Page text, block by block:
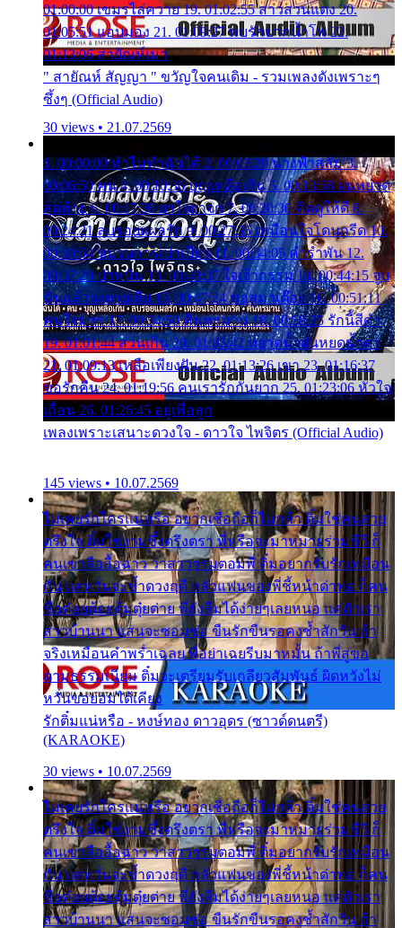
01:00:00 เขมรไล่ควาย 19. 01:02:55 สาวสวนแตง 20.
01:05:51 แอบมอง 21. 01:09:27 พบรักปากน้ำโพ 22.
01:13:06 สายัณห์เมา
" สายัณห์ สัญญา " ขวัญใจคนเดิม - รวมเพลงดังเพราะๆ
ซึ้งๆ (Official Audio)
30 views • 21.07.2569
1. 00:00:00 ทำไมทำฉันได้ 2. 00:03:20 นางฟ้าสลัม 3.
00:06:50 คน 4. 00:10:36 บุญเหลือเกิน 5. 00:13:58 ฝนหยาด
สุดท้าย 6. 00:17:30 ยาใจยาจก 7. 00:20:30 คิดดูให้ดี 8.
00:24:21 ลบรอยแผลรัก 9. 00:27:35 เหมือนใจโดนกรีด 10.
00:30:54 ขบวนการเปาเปียว 11. 00:34:05 คำรำพัน 12.
00:37:20 ปาหนัน 13. 00:40:37 ใจเจ้ากรรม 14. 00:44:15 จูบ
ฉันแล้วจงตายเสีย 15. 00:47:24 ขอสูมาเต๊อะ 16. 00:51:11
คนใจมาร 17. 00:54:50 คืนทรมาน 18. 00:58:25 รักนี้สีดำ
19. 01:01:44 ส่วนเกิน 20. 01:05:42 หยาดน้ำฝนหยดน้ำตา
21. 01:09:13 เหลือเพียงฝัน 22. 01:13:26 เขา 23. 01:16:37
ขอรักคืน 24. 01:19:56 คนเรารักกันยาก 25. 01:23:06 หัวใจ
เถื่อน 26. 01:26:45 อยู่เพื่อลูก
เพลงเพราะเสนาะดวงใจ - ดาวใจ ไพจิตร (Official Audio)
145 views • 10.07.2569
ไม่เคยรักใครแน่หรือ อยากเชื่อถือก็ไม่กล้า ติ๋มใช่คนสวย
ตรึงใจ ติ๋มใช่งามซึ้งตรึงตรา พี่หรือจะมาหมายร่วมชีวี ก็
คนเขาลืออื้อฉาว ว่าสาวๆรุมตอมพี่ ติ๋มอยากรับรักเหมือน
กัน แต่หวั่นจะช้ำดวงฤดี กลัวแฟนของพี่ชี้หน้าด่าทอ ก็คน
ชื่อต๋อยต้อยตุ้มตุ๋ยต่าย พี่ยังลืมได้ง่ายๆเลยหนอ แค่ตัวเรา
สาวบ้านนา แสนจะซอมซ่อ ขืนรักขืนรอคงช้ำสักวัน ถ้า
จริงเหมือนคำพร่ำเฉลย พี่อย่าเฉยรีบมาหมั้น ถ้าพี่สู่ขอ
ตามธรรมเนียม ติ๋มจะเตรียมรับเกลียวสัมพันธ์ ผิดหวังไม่
หวั่นขอยอมได้เคียง
รักติ๋มแน่หรือ - หงษ์ทอง ดาวอุดร (ซาวด์ดนตรี)
(KARAOKE)
30 views • 10.07.2569
ไม่เคยรักใครแน่หรือ อยากเชื่อถือก็ไม่กล้า ติ๋มใช่คนสวย
ตรึงใจ ติ๋มใช่งามซึ้งตรึงตรา พี่หรือจะมาหมายร่วมชีวี ก็
คนเขาลืออื้อฉาว ว่าสาวๆรุมตอมพี่ ติ๋มอยากรับรักเหมือน
กัน แต่หวั่นจะช้ำดวงฤดี กลัวแฟนของพี่ชี้หน้าด่าทอ ก็คน
ชื่อต๋อยต้อยตุ้มตุ๋ยต่าย พี่ยังลืมได้ง่ายๆเลยหนอ แค่ตัวเรา
สาวบ้านนา แสนจะซอมซ่อ ขืนรักขืนรอคงช้ำสักวัน ถ้า